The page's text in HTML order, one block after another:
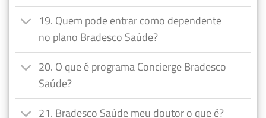
19. Quem pode entrar como dependente
no plano Bradesco Saúde?
20. O que é programa Concierge Bradesco
Saúde?
21. Bradesco Saúde meu doutor o que é?